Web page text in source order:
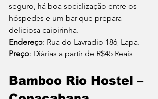
seguro, há boa socialização entre os
hóspedes e um bar que prepara
deliciosa caipirinha.
Endereço: Rua do Lavradio 186, Lapa.
Preço: Diárias a partir de R$45 Reais
Bamboo Rio Hostel –